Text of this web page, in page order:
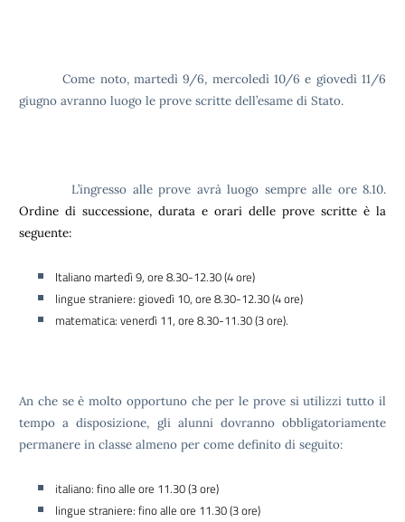
Come noto, martedì 9/6, mercoledì 10/6 e giovedì 11/6
giugno avranno luogo le prove scritte dell’esame di Stato.
L’ingresso alle prove avrà luogo sempre alle ore 8.10.
Ordine di successione, durata e orari delle prove scritte è la
seguente:
Italiano martedì 9, ore 8.30-12.30 (4 ore)
lingue straniere: giovedì 10, ore 8.30-12.30 (4 ore)
matematica: venerdì 11, ore 8.30-11.30 (3 ore).
An che se è molto opportuno che per le prove si utilizzi tutto il
tempo a disposizione, gli alunni dovranno obbligatoriamente
permanere in classe almeno per come definito di seguito:
italiano: fino alle ore 11.30 (3 ore)
lingue straniere: fino alle ore 11.30 (3 ore)